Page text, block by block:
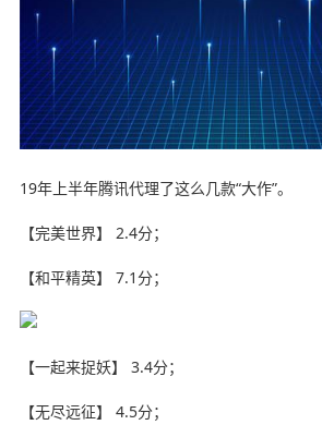
19年上半年腾讯代理了这么几款“大作”。
【完美世界】 2.4分；
【和平精英】 7.1分；
【一起来捉妖】 3.4分；
【无尽远征】 4.5分；